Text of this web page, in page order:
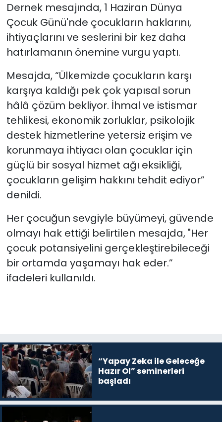
Dernek mesajında, 1 Haziran Dünya
Çocuk Günü'nde çocukların haklarını,
ihtiyaçlarını ve seslerini bir kez daha
hatırlamanın önemine vurgu yaptı.
Mesajda, “Ülkemizde çocukların karşı
karşıya kaldığı pek çok yapısal sorun
hâlâ çözüm bekliyor. İhmal ve istismar
tehlikesi, ekonomik zorluklar, psikolojik
destek hizmetlerine yetersiz erişim ve
korunmaya ihtiyacı olan çocuklar için
güçlü bir sosyal hizmet ağı eksikliği,
çocukların gelişim hakkını tehdit ediyor”
denildi.
Her çocuğun sevgiyle büyümeyi, güvende
olmayı hak ettiği belirtilen mesajda, "Her
çocuk potansiyelini gerçekleştirebileceği
bir ortamda yaşamayı hak eder.”
ifadeleri kullanıldı.
“Yapay Zeka ile Geleceğe
Hazır Ol” seminerleri
başladı